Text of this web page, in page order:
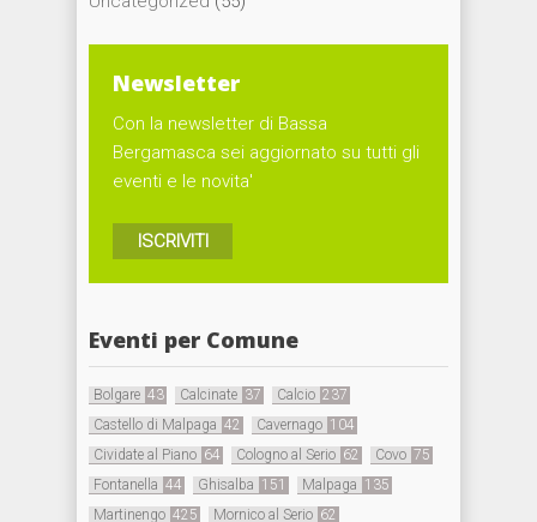
Newsletter
Con la newsletter di Bassa
Bergamasca sei aggiornato su tutti gli
eventi e le novita'
ISCRIVITI
Eventi per Comune
Bolgare 43 Calcinate 37 Calcio 237
Castello di Malpaga 42 Cavernago 104
Cividate al Piano 64 Cologno al Serio 62 Covo 75
Fontanella 44 Ghisalba 151 Malpaga 135
Martinengo 425 Mornico al Serio 62